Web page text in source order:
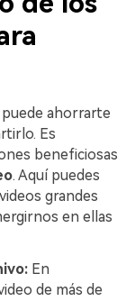
ahorrarte
Es
beneficiosas
. Aquí puedes
grandes
en ellas
En
de más de